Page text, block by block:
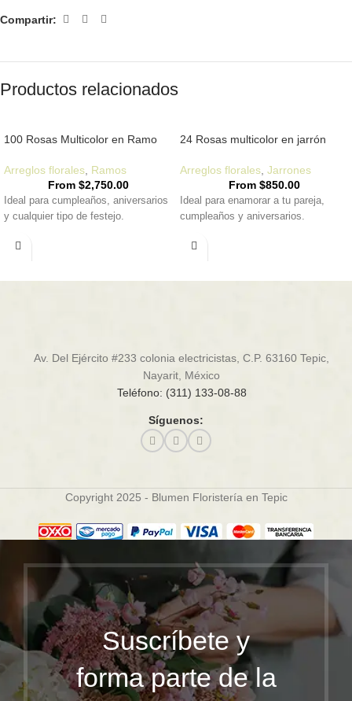
Compartir:
Productos relacionados
100 Rosas Multicolor en Ramo
Arreglos florales Ramos
From $2,750.00
Ideal para cumpleaños, aniversarios
y cualquier tipo de festejo.
24 Rosas multicolor en jarrón
Arreglos florales Jarrones
From $850.00
Ideal para enamorar a tu pareja,
cumpleaños y aniversarios.
Av. Del Ejército #233 colonia electricistas, C.P. 63160 Tepic,
Nayarit, México
Teléfono: (311) 133-08-88
Síguenos:
Copyright 2025 - Blumen Floristería en Tepic
Suscríbete y
forma parte de la